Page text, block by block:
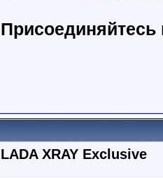
Присоединяйтесь
LADA XRAY Exclusive